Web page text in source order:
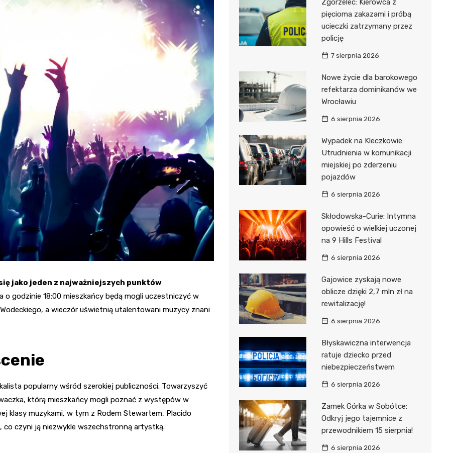
Fryzjer
jako jeden z najważniejszych punktów
o godzinie 18:00 mieszkańcy będą mogli uczestniczyć w
a wieczór uświetnią utalentowani muzycy znani
popularny wśród szerokiej publiczności. Towarzyszyć
którą mieszkańcy mogli poznać z występów w
klasy muzykami, w tym z Rodem Stewartem, Placido
co czyni ją niezwykle wszechstronną artystką.
Zgorzelec: Kierowca z
pięcioma zakazami i próbą
ucieczki zatrzymany przez
policję
7 sierpnia 2026
Nowe życie dla barokowego
refektarza dominikanów we
Wrocławiu
6 sierpnia 2026
Wypadek na Kleczkowie:
Utrudnienia w komunikacji
miejskiej po zderzeniu
pojazdów
6 sierpnia 2026
Skłodowska-Curie: Intymna
opowieść o wielkiej uczonej
na 9 Hills Festival
6 sierpnia 2026
Gajowice zyskają nowe
oblicze dzięki 2,7 mln zł na
rewitalizację!
6 sierpnia 2026
Błyskawiczna interwencja
ratuje dziecko przed
niebezpieczeństwem
6 sierpnia 2026
Zamek Górka w Sobótce:
Odkryj jego tajemnice z
przewodnikiem 15 sierpnia!
6 sierpnia 2026